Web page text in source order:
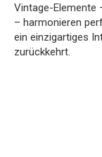
Vintage-Elemente
– harmonieren
ein einzigartiges
zurückkehrt.